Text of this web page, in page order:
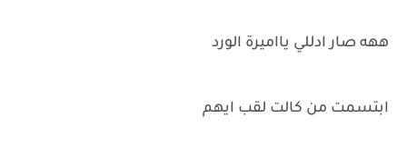
ههه صار ادللي يااميرة الورد
ابتسمت من كالت لقب ايهم